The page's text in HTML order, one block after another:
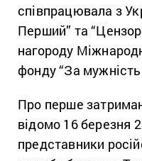
співпрацювала з
Перший” та
нагороду
фонду “За мужність
Про перше
відомо 16 березня
представники